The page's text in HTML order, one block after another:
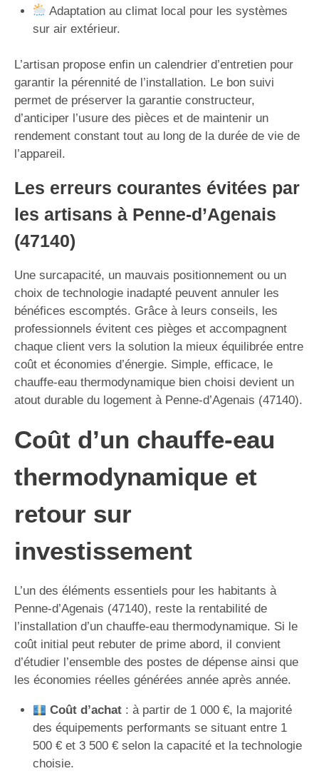
Adaptation au climat local pour les systèmes
sur air extérieur.
L’artisan propose enfin un calendrier d’entretien pour
garantir la pérennité de l’installation. Le bon suivi
permet de préserver la garantie constructeur,
d’anticiper l’usure des pièces et de maintenir un
rendement constant tout au long de la durée de vie de
l’appareil.
Les erreurs courantes évitées par
les artisans à Penne-d’Agenais
(47140)
Une surcapacité, un mauvais positionnement ou un
choix de technologie inadapté peuvent annuler les
bénéfices escomptés. Grâce à leurs conseils, les
professionnels évitent ces pièges et accompagnent
chaque client vers la solution la mieux équilibrée entre
coût et économies d’énergie. Simple, efficace, le
chauffe-eau thermodynamique bien choisi devient un
atout durable du logement à Penne-d’Agenais (47140).
Coût d’un chauffe-eau
thermodynamique et
retour sur
investissement
L’un des éléments essentiels pour les habitants à
Penne-d’Agenais (47140), reste la rentabilité de
l’installation d’un chauffe-eau thermodynamique. Si le
coût initial peut rebuter de prime abord, il convient
d’étudier l’ensemble des postes de dépense ainsi que
les économies réelles générées année après année.
Coût d’achat: à partir de 1 000 €, la majorité
des équipements performants se situant entre 1
500 € et 3 500 € selon la capacité et la technologie
choisie.